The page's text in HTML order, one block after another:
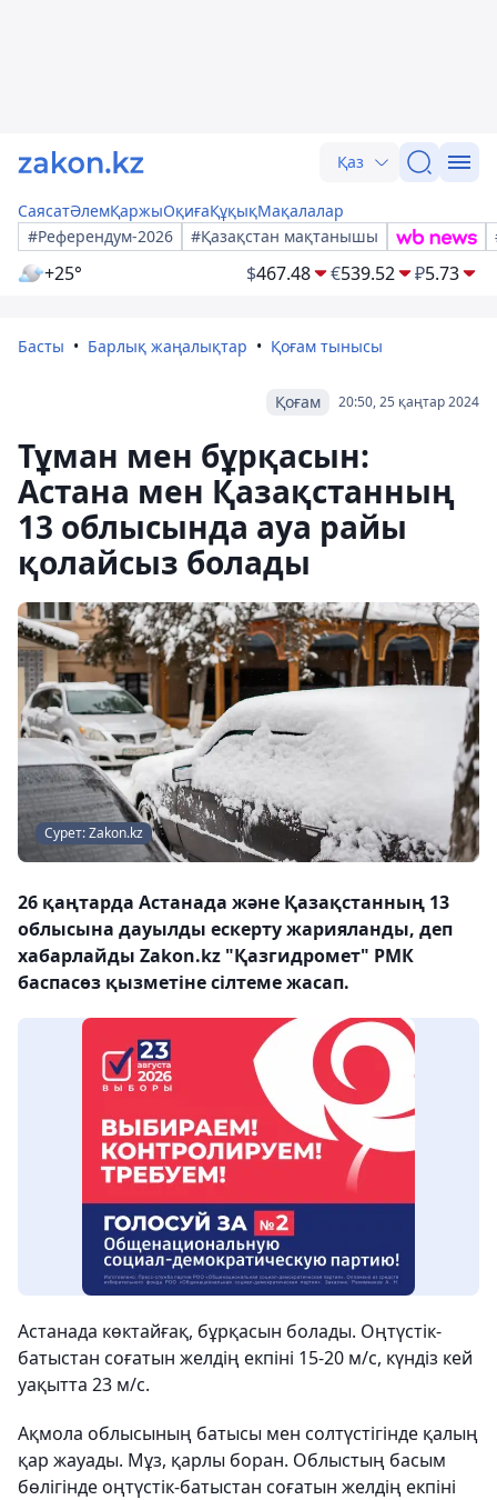
Қаз
СаясатӘлемҚаржыОқиғаҚұқықМақалалар
#Референдум-2026
#Қазақстан мақтанышы
+25° $467.48 €539.52 ₽5.73
Басты Барлық жаңалықтар Қоғам тынысы
20:50, 25 қаңтар 2024
Қоғам
Тұман мен бұрқасын:
Астана мен Қазақстанның
13 облысында ауа райы
қолайсыз болады
Сурет: Zakon.kz
26 қаңтарда Астанада және Қазақстанның 13
облысына дауылды ескерту жарияланды, деп
хабарлайды Zakon.kz "Қазгидромет" РМК
баспасөз қызметіне сілтеме жасап.
Астанада көктайғақ, бұрқасын болады. Оңтүстік-
батыстан соғатын желдің екпіні 15-20 м/с, күндіз кей
уақытта 23 м/с.
Ақмола облысының батысы мен солтүстігінде қалың
қар жауады. Мұз, қарлы боран. Облыстың басым
бөлігінде оңтүстік-батыстан соғатын желдің екпіні